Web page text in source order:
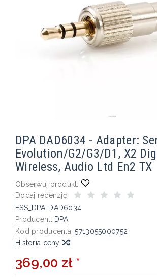
DPA DAD6034 - Adapter:
Evolution/G2/G3/D1, X2
Wireless, Audio Ltd En2 TX
Obserwuj produkt:
Dodaj recenzję:
ESS_DPA-DAD6034
Producent: DPA
Kod producenta: 5713055000752
Historia ceny
369,00 zł *